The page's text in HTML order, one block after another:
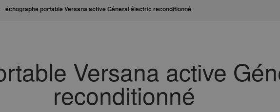
échographe portable Versana active Géneral électric reconditionné
Versana active
reconditionné